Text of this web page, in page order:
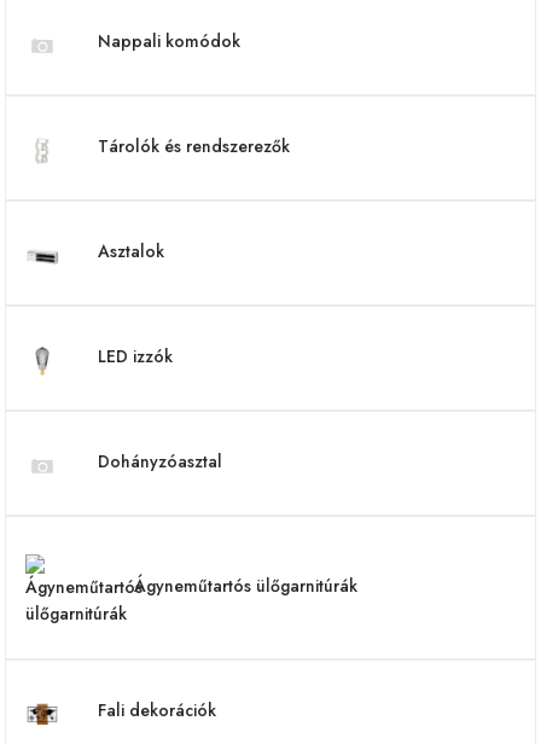
Nappali komódok
Tárolók és rendszerezők
Asztalok
LED izzók
Dohányzóasztal
Ágyneműtartós ülőgarnitúrák
Fali dekorációk